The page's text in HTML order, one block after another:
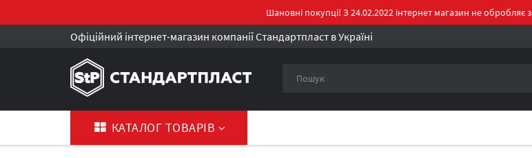
Шановні покупці! З 24.02.2022 інтернет магазин не обробляє
Офіційний інтернет-магазин компанії Стандартпласт в Україні
КАТАЛОГ ТОВАРІВ